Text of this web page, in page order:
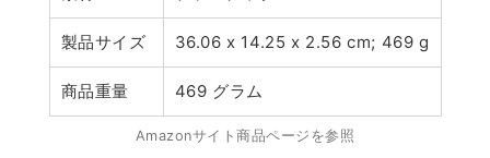
製品サイズ 36.06 x 14.25 x 2.56 cm; 469 g
商品重量 469 グラム
Amazonサイト商品ページを参照